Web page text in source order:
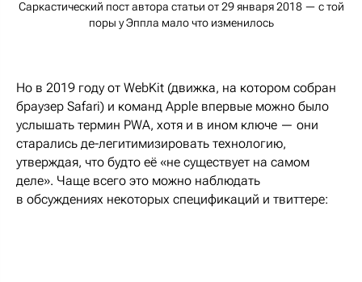
Саркастический пост автора статьи от 29 января 2018 — с той
поры у Эппла мало что изменилось
Но в 2019 году от WebKit (движка, на котором собран
браузер Safari) и команд Apple впервые можно было
услышать термин PWA, хотя и в ином ключе — они
старались де-легитимизировать технологию,
утверждая, что будто её «не существует на самом
деле». Чаще всего это можно наблюдать
в обсуждениях некоторых спецификаций и твиттере: